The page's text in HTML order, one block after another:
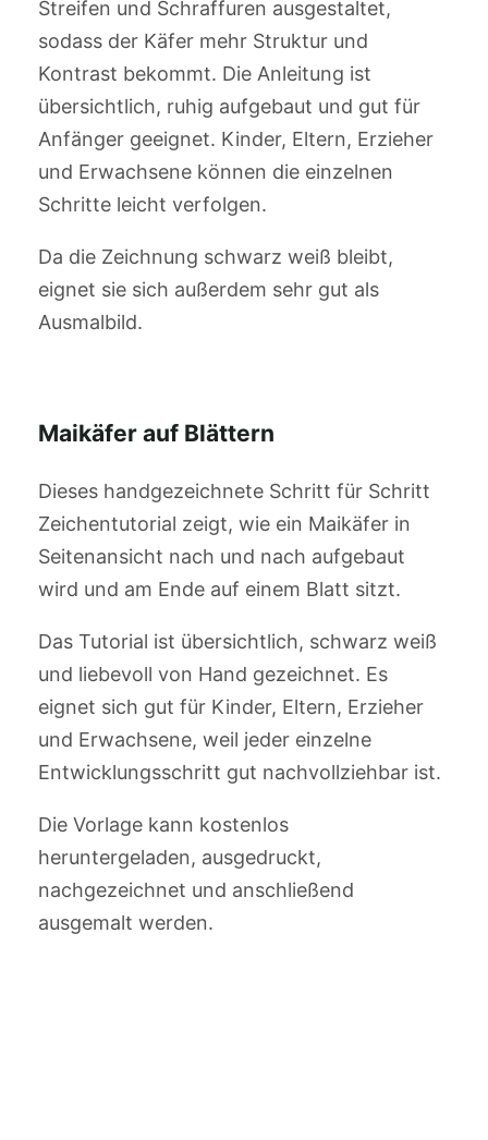
Streifen und Schraffuren ausgestaltet,
sodass der Käfer mehr Struktur und
Kontrast bekommt. Die Anleitung ist
übersichtlich, ruhig aufgebaut und gut für
Anfänger geeignet. Kinder, Eltern, Erzieher
und Erwachsene können die einzelnen
Schritte leicht verfolgen.
Da die Zeichnung schwarz weiß bleibt,
eignet sie sich außerdem sehr gut als
Ausmalbild.
Maikäfer auf Blättern
Dieses handgezeichnete Schritt für Schritt
Zeichentutorial zeigt, wie ein Maikäfer in
Seitenansicht nach und nach aufgebaut
wird und am Ende auf einem Blatt sitzt.
Das Tutorial ist übersichtlich, schwarz weiß
und liebevoll von Hand gezeichnet. Es
eignet sich gut für Kinder, Eltern, Erzieher
und Erwachsene, weil jeder einzelne
Entwicklungsschritt gut nachvollziehbar ist.
Die Vorlage kann kostenlos
heruntergeladen, ausgedruckt,
nachgezeichnet und anschließend
ausgemalt werden.